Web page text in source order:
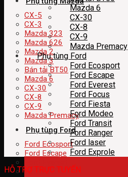
CX-5
CX-3
Mazda 323
Mazda 626
Mazda 2
Mazda 3
Bán tải BT50
Mazda 6
CX-30
CX-8
CX-9
Mazda Premacy
Phụ tùng Ford
Ford Ecosport
Ford Escape
Ford Focus
Mazda 6
CX-30
CX-8
CX-9
Mazda Premacy
Phụ tùng Ford
Ford Ecosport
Ford Escape
Ford Everest
Ford Focus
Ford Fiesta
Ford Modeo
Ford Transit
Ford Ranger
Ford laser
Ford Exprole
HỖ TRỢ TRỰC TUYẾN